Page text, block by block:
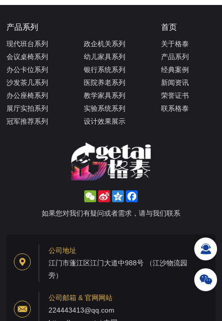
产品系列
现代班台系列
会议桌椅系列
办公卡位系列
沙发茶几系列
办公座椅系列
展厅实拍系列
冠军推荐系列
政企机关系列
幼儿家具系列
银行系统系列
医院养老系列
教学家具系列
实验系统系列
设计效果展示
首页
关于格泰
产品系列
经典案例
新闻资讯
荣誉证书
联系格泰
WeChat
Sina
Weibo
Qzone
如果您对我们有疑问或者需求，请与我们联系
公司地址
江门市蓬江区江门大道中988号 （江沙物流园
旁）
公司邮箱 & 官网网站
224443413@qq.com